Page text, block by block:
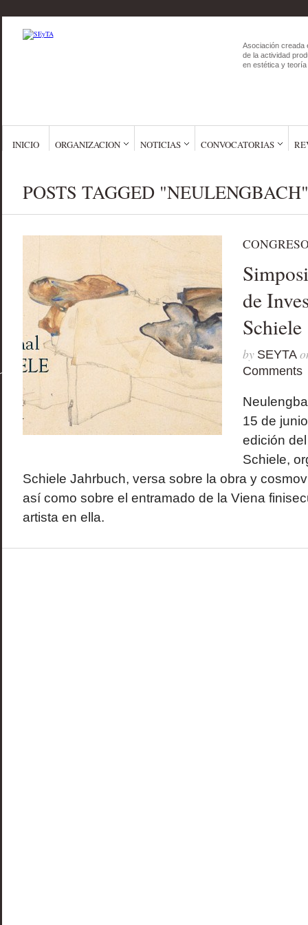
Asociación creada
de la actividad
en estética y teoría
INICIO ORGANIZACION NOTICIAS CONVOCATORIAS
POSTS TAGGED "NEULENGBACH"
de
Schiele
by SEYTA
Comments
15 de
edición
Schiele,
Schiele Jahrbuch, versa sobre la obra y
así como sobre el entramado de la Viena
artista en ella.